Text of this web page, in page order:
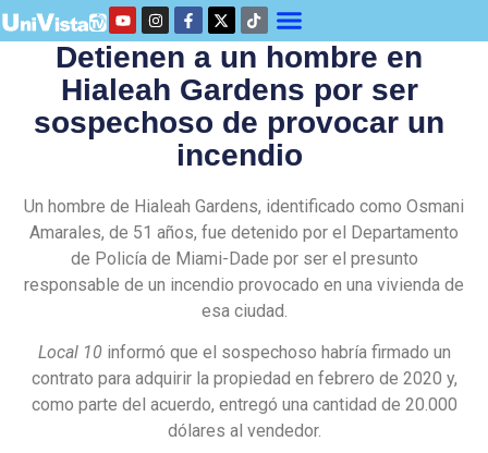
Detienen a un hombre en
Hialeah Gardens por ser
sospechoso de provocar un
incendio
Un hombre de Hialeah Gardens, identificado como Osmani
Amarales, de 51 años, fue detenido por el Departamento
de Policía de Miami-Dade por ser el presunto
responsable de un incendio provocado en una vivienda de
esa ciudad.
Local 10informó que el sospechoso habría firmado un
contrato para adquirir la propiedad en febrero de 2020 y,
como parte del acuerdo, entregó una cantidad de 20.000
dólares al vendedor.